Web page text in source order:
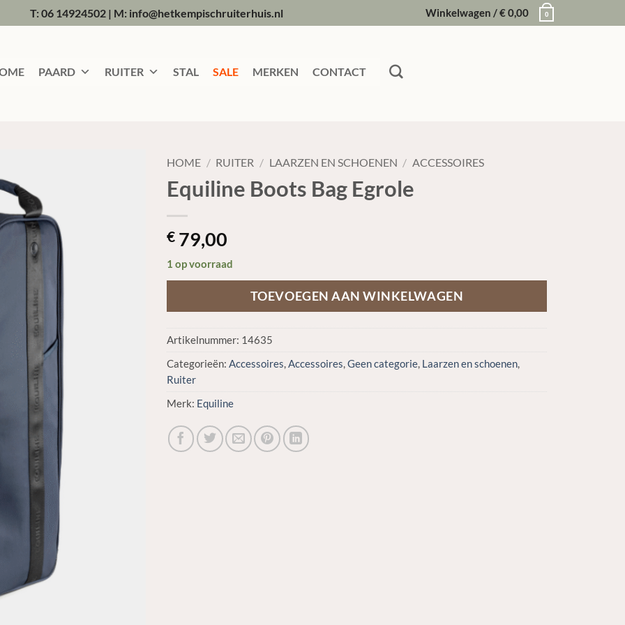
T: 06 14924502| M: info@hetkempischruiterhuis.nl Winkelwagen /€0,00 0
PAARD RUITER STAL SALE MERKEN CONTACT
HOME / RUITER / LAARZEN EN SCHOENEN / ACCESSOIRES
Equiline Boots Bag Egrole
€ 79,00
1 op voorraad
TOEVOEGEN AAN WINKELWAGEN
Artikelnummer: 14635
Categorieën: Accessoires,Accessoires,Geen categorie, Laarzen en schoenen,
Ruiter
Merk: Equiline